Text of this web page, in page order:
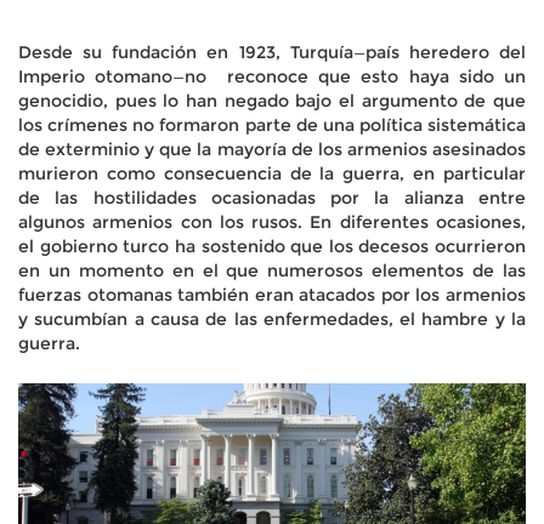
Desde su fundación en 1923, Turquía—país heredero del
Imperio otomano—no reconoce que esto haya sido un
genocidio, pues lo han negado bajo el argumento de que
los crímenes no formaron parte de una política sistemática
de exterminio y que la mayoría de los armenios asesinados
murieron como consecuencia de la guerra, en particular
de las hostilidades ocasionadas por la alianza entre
algunos armenios con los rusos. En diferentes ocasiones,
el gobierno turco ha sostenido que los decesos ocurrieron
en un momento en el que numerosos elementos de las
fuerzas otomanas también eran atacados por los armenios
y sucumbían a causa de las enfermedades, el hambre y la
guerra.